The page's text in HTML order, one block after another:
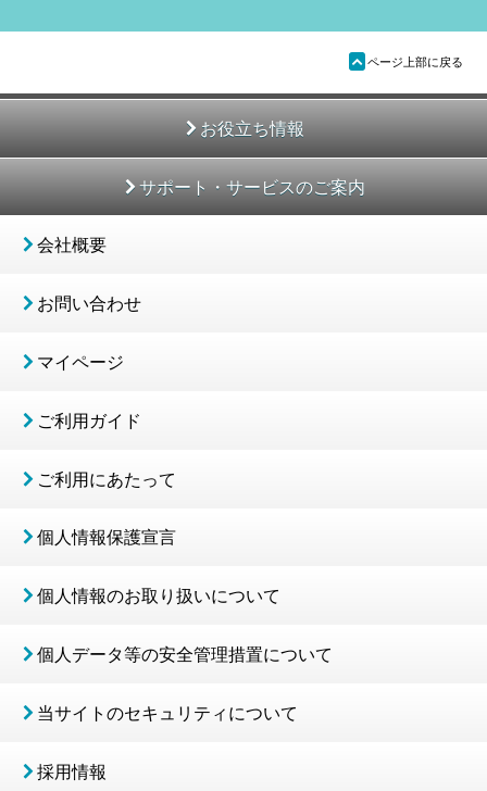
ü ページ上部に戻る
お役立ち情報
サポート・サービスのご案内
会社概要
お問い合わせ
マイページ
ご利用ガイド
ご利用にあたって
個人情報保護宣言
個人情報のお取り扱いについて
個人データ等の安全管理措置について
当サイトのセキュリティについて
採用情報